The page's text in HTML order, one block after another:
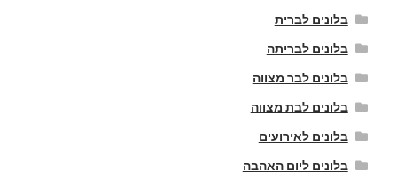
בלונים לברית
בלונים לבריתה
בלונים לבר מצווה
בלונים לבת מצווה
בלונים לאירועים
בלונים ליום האהבה